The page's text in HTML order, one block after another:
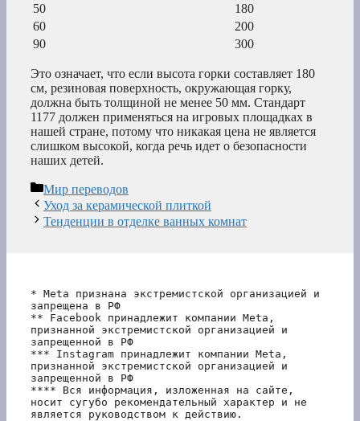
50
180
60
200
90
300
Это означает, что если высота горки составляет 180
см, резиновая поверхность, окружающая горку,
должна быть толщиной не менее 50 мм. Стандарт
1177 должен применяться на игровых площадках в
нашей стране, потому что никакая цена не является
слишком высокой, когда речь идет о безопасности
наших детей.
Рубрики
Мир переводов
Уход за керамической плиткой
Тенденции в отделке ванных комнат
* Meta признана экстремистской организацией и
запрещена в РФ
** Facebook принадлежит компании Meta,
признанной экстремистской организацией и
запрещенной в РФ
*** Instagram принадлежит компании Meta,
признанной экстремистской организацией и
запрещенной в РФ
**** Вся информация, изложенная на сайте,
носит сугубо рекомендательный характер и не
является руководством к действию.